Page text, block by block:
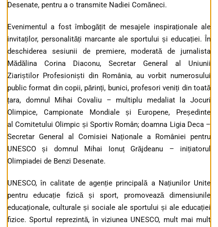
Desenate, pentru a o transmite Nadiei Comăneci.
Evenimentul a fost îmbogățit de mesajele inspiraționale ale
invitaților, personalități marcante ale sportului și educației. În
deschiderea sesiunii de premiere, moderată de jurnalista
Mădălina Corina Diaconu, Secretar General al Uniunii
Ziariștilor Profesioniști din România, au vorbit numerosului
public format din copii, părinți, bunici, profesori veniți din toată
țara, domnul Mihai Covaliu – multiplu medaliat la Jocuri
Olimpice, Campionate Mondiale și Europene, Președinte
al Comitetului Olimpic și Sportiv Român; doamna Ligia Deca –
Secretar General al Comisiei Naționale a României pentru
UNESCO și domnul Mihai Ionuț Grăjdeanu – inițiatorul
Olimpiadei de Benzi Desenate.
UNESCO, în calitate de agenție principală a Națiunilor Unite
pentru educație fizică și sport, promovează dimensiunile
educaționale, culturale și sociale ale sportului și ale educației
fizice. Sportul reprezintă, în viziunea UNESCO, mult mai mult